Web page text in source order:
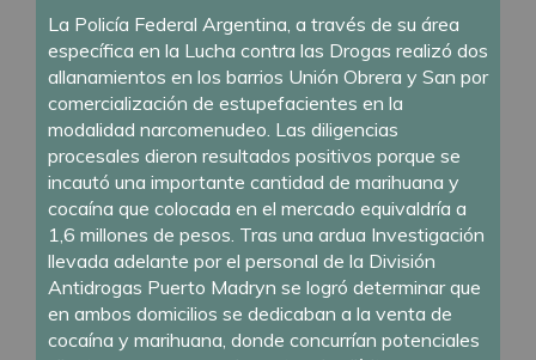
La Policía Federal Argentina, a través de su área
específica en la Lucha contra las Drogas realizó dos
allanamientos en los barrios Unión Obrera y San por
comercialización de estupefacientes en la
modalidad narcomenudeo. Las diligencias
procesales dieron resultados positivos porque se
incautó una importante cantidad de marihuana y
cocaína que colocada en el mercado equivaldría a
1,6 millones de pesos. Tras una ardua Investigación
llevada adelante por el personal de la División
Antidrogas Puerto Madryn se logró determinar que
en ambos domicilios se dedicaban a la venta de
cocaína y marihuana, donde concurrían potenciales